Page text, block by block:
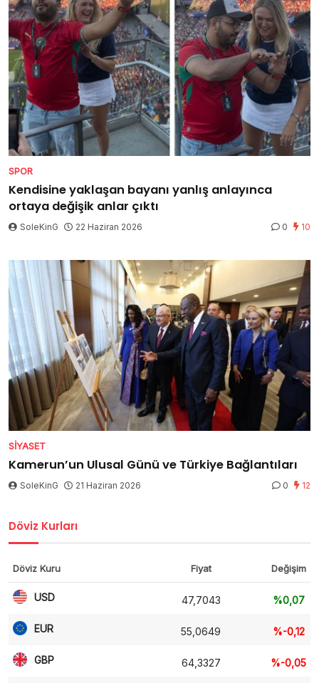
SPOR
Kendisine yaklaşan bayanı yanlış anlayınca
ortaya değişik anlar çıktı
SoleKinG 22 Haziran 2026 0 10
SIYASET
Kamerun’un Ulusal Günü ve Türkiye Bağlantıları
SoleKinG 21 Haziran 2026 0 12
Döviz Kurları
Döviz Kuru Fiyat Değişim
USD 47,7043 %0,07
EUR 55,0649 %-0,12
GBP 64,3327 %-0,05